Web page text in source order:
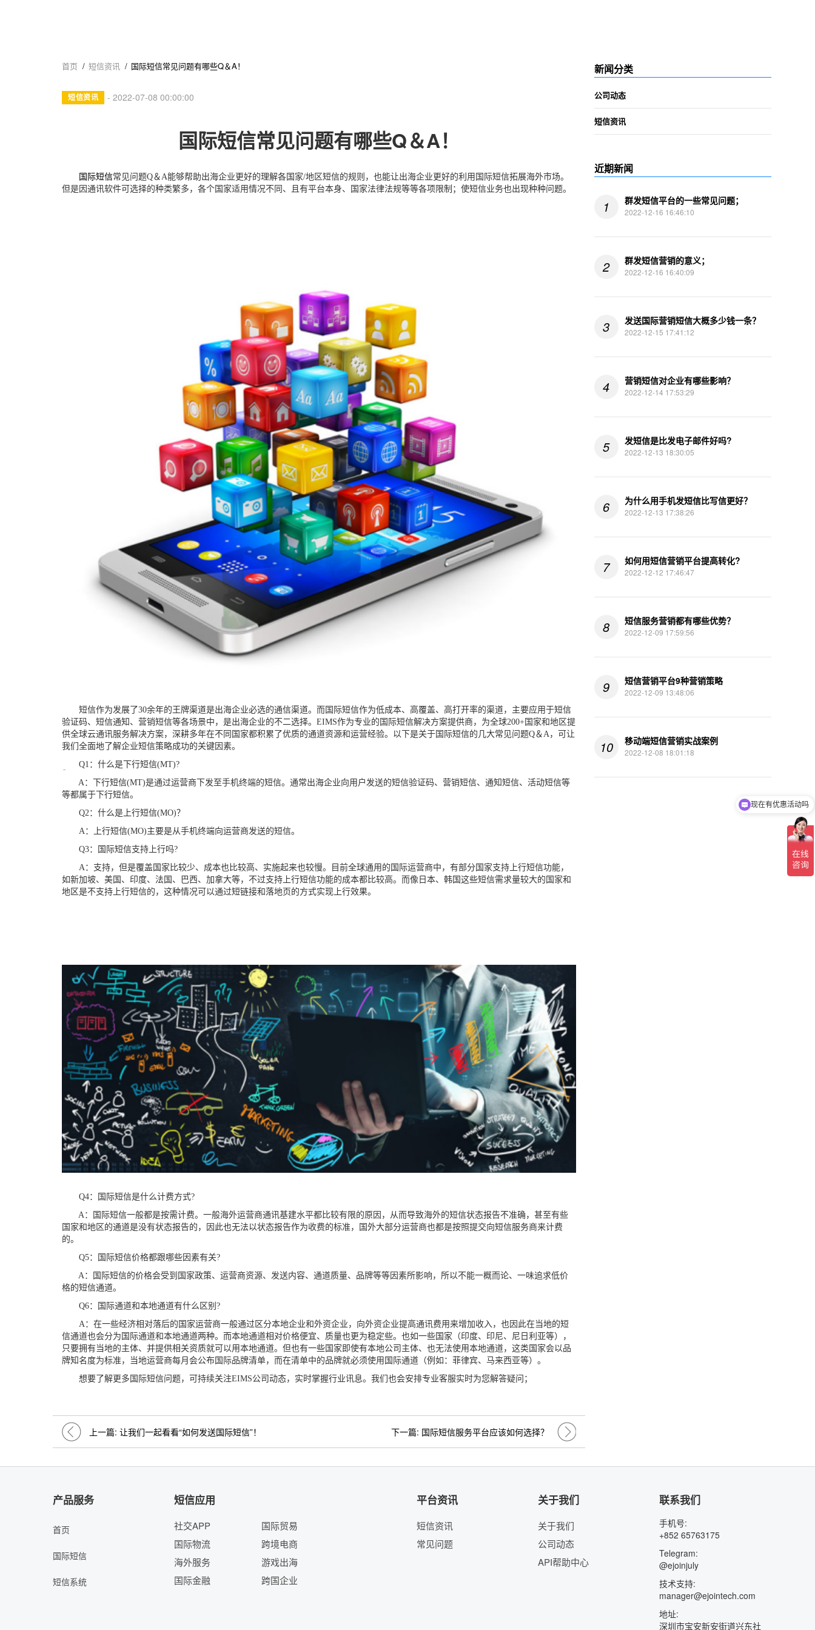
首页 / 短信资讯 / 国际短信常见问题有哪些Q＆A！
短信资讯 - 2022-07-08 00:00:00
国际短信常见问题有哪些Q＆A！
国际短信常见问题Q＆A能够帮助出海企业更好的理解各国家/地区短信的规则，也能让出海企业更好的利用国际短信拓展海外市场。
但是因 通讯软件可选择的种类繁多 ， 各个国家适用情况不同、且有平台本身、国家法律法规等等各项限制 ； 使短信业务也出现种种问题。
短信作为发展了30余年的王牌渠道是出海企业必选的通信渠道。 而 国际短信作为低成本、高覆盖、高打开率的渠道，主要应用于短信
验证码、短信通知、营销短信等各场景中，是出海企业的不二选择。 EIMS作为专业的国际短信解决方案提供商， 为全球200+国家和地区提
供全球云通讯服务解决方案， 深耕多年在不同国家都积累了优质的通道资源和运营经验。以下是关于国际短信的几大常见问题Q＆A，
可让
我们 全面地了解企业短信策略成功的关键因素。
Q1：什么是下行短信(MT)?
A：
下行短信(MT)是通过运营商下发至手机终端的短信。通常出海企业向用户发送的短信验证码、营销短信、 通知短信、活动短信等
等都属于 下行短信。
Q2：什么是上行短信(MO)？
A：
上行短信(MO)主要是从手机终端向运营商发送的短信。
Q3：国际短信支持上行吗?
A： 支持， 但是覆盖国家 比较少、成本也比较高、实施起来也较慢。目前全球通用的国际运营商中，有部分国家支持上行短信功能，
如新加坡、美国、印度、法国、巴西、加拿大等， 不过支持上行短信功能的成本都比较高。而像日本、韩国这些短信需求量较大的 国家和
地区是不支持上行短信的 ，这种情况可以通过短链接和落地页 的方式实现上行效果。
Q4：国际短信是什么计费方式?
A：
国际短信一般都是按需计费。 一般海外运营商通讯基建水平都比较有限的原因 ， 从而导致海外的短信状态报告不准确 ， 甚至有些
国家和地区 的通道是没有状态报告的 ，因此也无法以状态报告作为收费的标准， 国外大部分运营商也都是按照提交向短信服务商来计费
的。
Q5：国际短信价格都跟哪些因素有关?
A：
国际短信的价格会受到 国家政策、运营商资源、发送内容、通道质量、品牌等等 因素所影响， 所以不能一概而论、 一味追求低价
格的短信通道。
Q6：国际通道和本地通道有什么区别 ?
A： 在一些经济相对落后的国家运营商一般通过区分本地企业和外资企业，向外资企业提高通讯费用来增加收入， 也 因此在当地的短
信通道也会分为 国际通道和本地通道两种。 而本地通道相对价格便宜、 质量也更为稳定些。 也如一些国家 （印度、印尼、尼日利亚等）
，
只要拥有当地的主体、 并提供相关资质就可以用本地通道。但也有一些国家即使有本地公司主体、 也无法使用本地通道， 这类国家会以品
牌知名度为标准，当地运营商每月会公布国际品牌清单， 而在清单中的品牌就必须使用国际通道 （例如：菲律宾、马来西亚等） 。
想要了解更多国际短信问题，可持续关注EIMS公司动态，实时掌握行业讯息。我们也会安排专业客服实时为您解答疑问；
上一篇: 让我们一起看看“如何发送国际短信”！ 下一篇: 国际短信服务平台应该如何选择？
新闻分类
公司动态
短信资讯
近期新闻
1 群发短信平台的一些常见问题；
2022-12-16 16:46:10
2 群发短信营销的意义；
2022-12-16 16:40:09
3 发送国际营销短信大概多少钱一条？
2022-12-15 17:41:12
4 营销短信对企业有哪些影响？
2022-12-14 17:53:29
5 发短信是比发电子邮件好吗?
2022-12-13 18:30:05
6 为什么用手机发短信比写信更好？
2022-12-13 17:38:26
7 如何用短信营销平台提高转化?
2022-12-12 17:46:47
8 短信服务营销都有哪些优势？
2022-12-09 17:59:56
9 短信营销平台9种营销策略
2022-12-09 13:48:06
10 移动端短信营销实战案例
2022-12-08 18:01:18
产品服务
首页
国际短信
短信系统
短信应用
社交APP
国际贸易
国际物流
跨境电商
海外服务
游戏出海
国际金融
跨国企业
平台资讯
短信资讯
常见问题
关于我们
关于我们
公司动态
API帮助中心
联系我们
手机号:
+852 65763175
Telegram:
@ejoinjuly
技术支持:
manager@ejointech.com
地址:
深圳市宝安新安街道兴东社
可以介绍下你们的产品么